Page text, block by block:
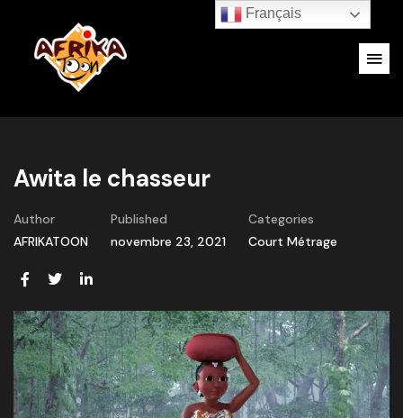
Awita le chasseur
Author
AFRIKATOON
Published
novembre 23, 2021
Categories
Court Métrage
Français